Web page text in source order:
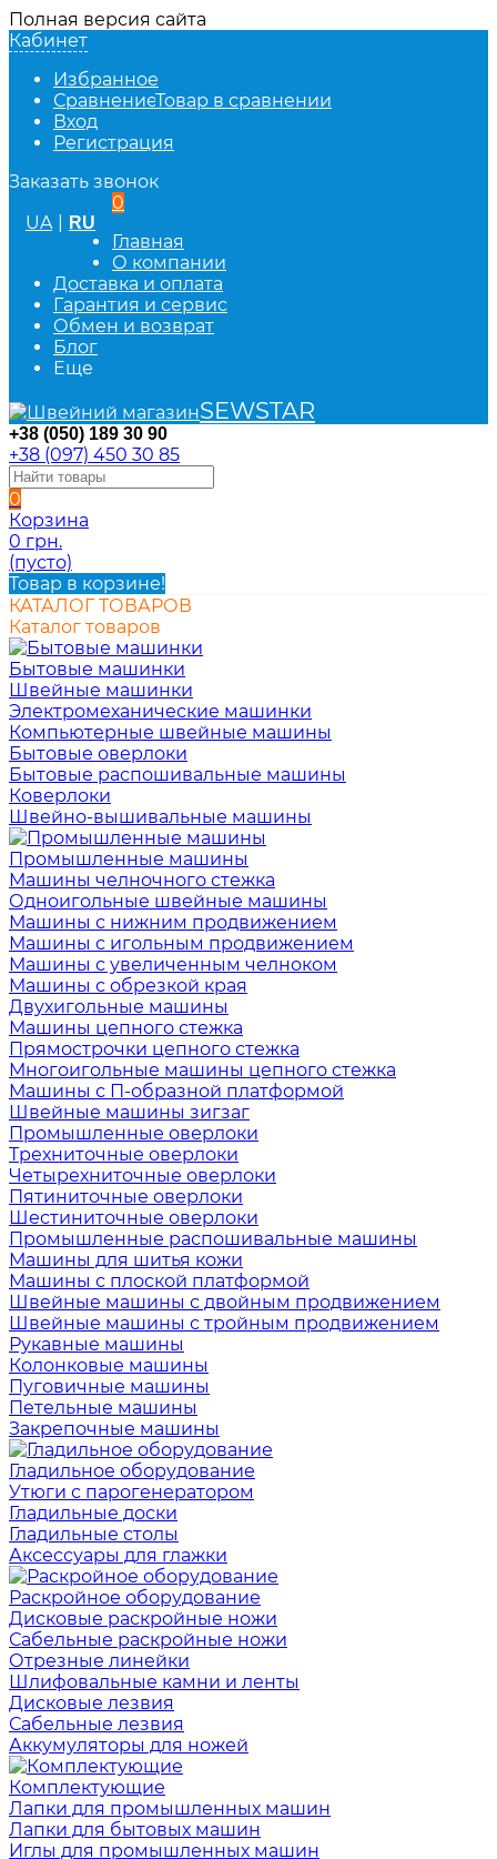
Полная версия сайта
Кабинет
Избранное
СравнениеТовар в сравнении
Вход
Регистрация
Заказать звонок
UA
RU
0
Главная
О компании
Доставка и оплата
Гарантия и сервис
Обмен и возврат
Блог
Еще
SEWSTAR
+38 (050) 189 30 90
+38 (097) 450 30 85
0
Корзина
0 грн.
(пусто)
Товар в корзине!
КАТАЛОГ ТОВАРОВ
Каталог товаров
Бытовые машинки
Швейные машинки
Электромеханические машинки
Компьютерные швейные машины
Бытовые оверлоки
Бытовые распошивальные машины
Коверлоки
Швейно-вышивальные машины
Промышленные машины
Машины челночного стежка
Одноигольные швейные машины
Машины с нижним продвижением
Машины с игольным продвижением
Машины с увеличенным челноком
Машины с обрезкой края
Двухигольные машины
Машины цепного стежка
Прямострочки цепного стежка
Многоигольные машины цепного стежка
Машины с П-образной платформой
Швейные машины зигзаг
Промышленные оверлоки
Трехниточные оверлоки
Четырехниточные оверлоки
Пятиниточные оверлоки
Шестиниточные оверлоки
Промышленные распошивальные машины
Машины для шитья кожи
Машины с плоской платформой
Швейные машины с двойным продвижением
Швейные машины с тройным продвижением
Рукавные машины
Колонковые машины
Пуговичные машины
Петельные машины
Закрепочные машины
Гладильное оборудование
Утюги с парогенератором
Гладильные доски
Гладильные столы
Аксессуары для глажки
Раскройное оборудование
Дисковые раскройные ножи
Сабельные раскройные ножи
Отрезные линейки
Шлифовальные камни и ленты
Дисковые лезвия
Сабельные лезвия
Аккумуляторы для ножей
Комплектующие
Лапки для промышленных машин
Лапки для бытовых машин
Иглы для промышленных машин